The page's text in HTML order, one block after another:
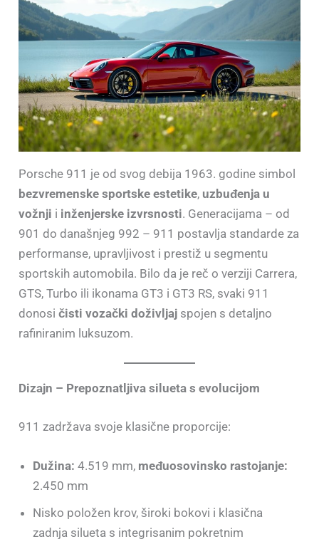
Porsche 911 je od svog debija 1963. godine simbol
bezvremenske sportske estetike, uzbuđenja u
vožnji i inženjerske izvrsnosti. Generacijama – od
901 do današnjeg 992 – 911 postavlja standarde za
performanse, upravljivost i prestiž u segmentu
sportskih automobila. Bilo da je reč o verziji Carrera,
GTS, Turbo ili ikonama GT3 i GT3 RS, svaki 911
donosičisti vozački doživljaj spojen s detaljno
rafiniranim luksuzom.
Dizajn – Prepoznatljiva silueta s evolucijom
911 zadržava svoje klasične proporcije:
Dužina: 4.519 mm, međuosovinsko rastojanje:
2.450 mm
Nisko položen krov, široki bokovi i klasična
zadnja silueta s integrisanim pokretnim